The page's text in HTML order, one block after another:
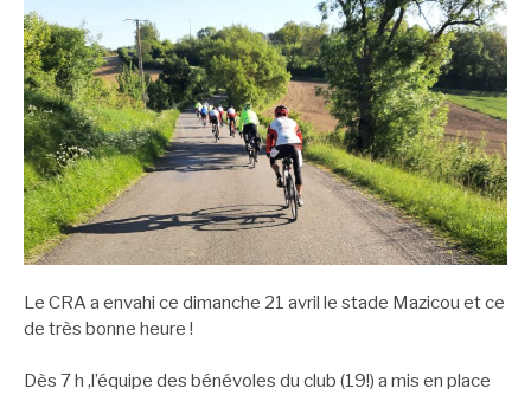
Le CRA a envahi ce dimanche 21 avril le stade Mazicou et ce
de très bonne heure !
Dès 7 h ,l’équipe des bénévoles du club (19!) a mis en place